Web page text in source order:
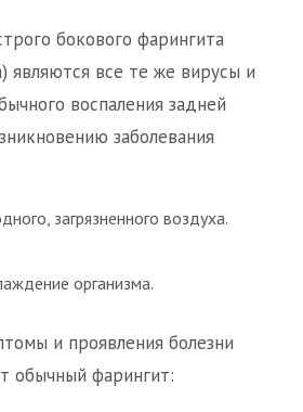
бокового фарингита
являются все те же вирусы и
воспаления задней
заболевания
загрязненного воздуха.
организма.
и проявления болезни
обычный фарингит: